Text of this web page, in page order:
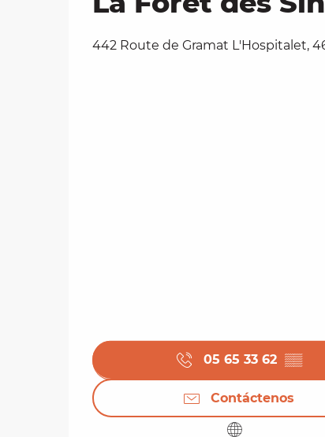
442 Route de Gramat L'Hospitalet,
05 65 33 62 ▒▒
Contáctenos